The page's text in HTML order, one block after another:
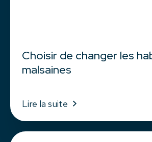
Choisir de changer les
malsaines
Lire la suite